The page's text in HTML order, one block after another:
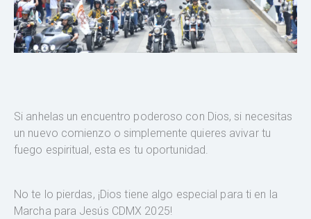
Si anhelas un encuentro poderoso con Dios, si necesitas
un nuevo comienzo o simplemente quieres avivar tu
fuego espiritual, esta es tu oportunidad.
No te lo pierdas, ¡Dios tiene algo especial para ti en la
Marcha para Jesús CDMX 2025!